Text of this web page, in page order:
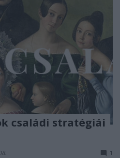
családi stratégiái
1